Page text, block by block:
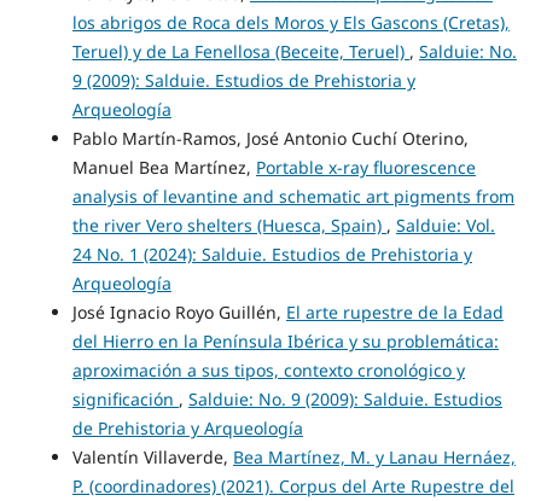
los abrigos de Roca dels Moros y Els Gascons (Cretas),
Teruel) y de La Fenellosa (Beceite, Teruel) , Salduie: No.
9 (2009): Salduie. Estudios de Prehistoria y
Arqueología
Pablo Martín-Ramos, José Antonio Cuchí Oterino,
Manuel Bea Martínez, Portable x-ray fluorescence
analysis of levantine and schematic art pigments from
the river Vero shelters (Huesca, Spain) , Salduie: Vol.
24 No. 1 (2024): Salduie. Estudios de Prehistoria y
Arqueología
José Ignacio Royo Guillén, El arte rupestre de la Edad
del Hierro en la Península Ibérica y su problemática:
aproximación a sus tipos, contexto cronológico y
significación , Salduie: No. 9 (2009): Salduie. Estudios
de Prehistoria y Arqueología
Valentín Villaverde, Bea Martínez, M. y Lanau Hernáez,
P. (coordinadores) (2021). Corpus del Arte Rupestre del